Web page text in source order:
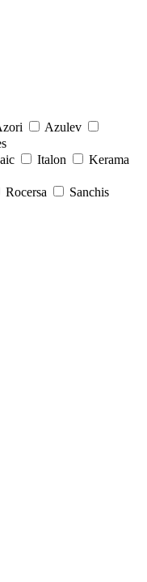
Azulev
Italon
Kerama
Rocersa
Sanchis